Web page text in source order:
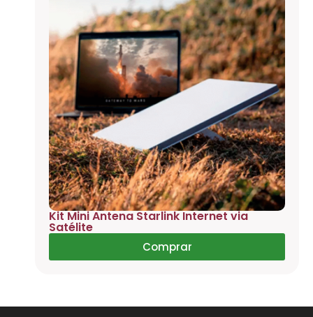
Kit Mini Antena Starlink Internet via
Satélite
Comprar